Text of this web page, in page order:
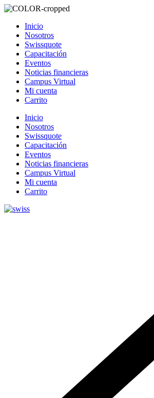
Inicio
Nosotros
Swissquote
Capacitación
Eventos
Noticias financieras
Campus Virtual
Mi cuenta
Carrito
Inicio
Nosotros
Swissquote
Capacitación
Eventos
Noticias financieras
Campus Virtual
Mi cuenta
Carrito